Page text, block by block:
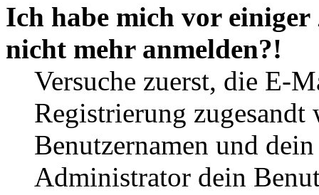
Ich habe mich vor
nicht mehr anmelden?!
Versuche zuerst, die E-
Registrierung
Benutzernamen und
Administrator dein